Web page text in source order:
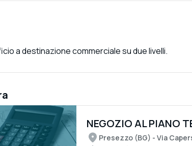
a destinazione commerciale su due livelli.
NEGOZIO AL PIANO
Presezzo (BG) - Via